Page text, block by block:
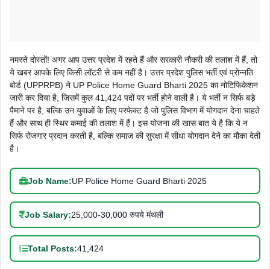
नमस्ते दोस्तों! अगर आप उत्तर प्रदेश में रहते हैं और सरकारी नौकरी की तलाश में हैं, तो
ये खबर आपके लिए किसी लॉटरी से कम नहीं है। उत्तर प्रदेश पुलिस भर्ती एवं प्रोन्नति
बोर्ड (UPPRPB) ने UP Police Home Guard Bharti 2025 का नोटिफिकेशन
जारी कर दिया है, जिसमें कुल 41,424 पदों पर भर्ती होने वाली है। ये भर्ती न सिर्फ बड़े
पैमाने पर है, बल्कि उन युवाओं के लिए परफेक्ट है जो पुलिस विभाग में योगदान देना चाहते
हैं और साथ ही स्थिर कमाई की तलाश में हैं। इस योजना की खास बात ये है कि ये न
सिर्फ रोजगार प्रदान करती है, बल्कि समाज की सुरक्षा में सीधा योगदान देने का मौका देती
है।
Job Name:UP Police Home Guard Bharti 2025
Job Salary:25,000-30,000 रुपये मंथली
Total Posts:41,424